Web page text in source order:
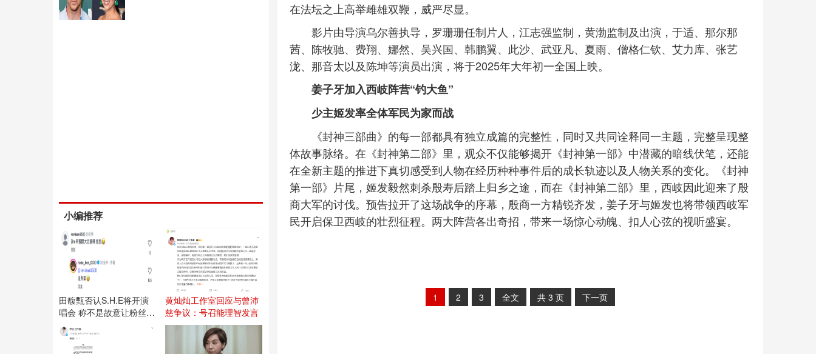
小编推荐
田馥甄否认S.H.E将开演
唱会 称不是故意让粉丝失
望
黄灿灿工作室回应与曾沛
慈争议：号召能理智发言
在法坛之上高举雌雄双鞭，威严尽显。
影片由导演乌尔善执导，罗珊珊任制片人，江志强监制，黄渤监制及出演，于适、那尔那
茜、陈牧驰、费翔、娜然、吴兴国、韩鹏翼、此沙、武亚凡、夏雨、僧格仁钦、艾力库、张艺
泷、那音太以及陈坤等演员出演，将于2025年大年初一全国上映。
姜子牙加入西岐阵营“钓大鱼”
少主姬发率全体军民为家而战
《封神三部曲》的每一部都具有独立成篇的完整性，同时又共同诠释同一主题，完整呈现整
体故事脉络。在《封神第二部》里，观众不仅能够揭开《封神第一部》中潜藏的暗线伏笔，还能
在全新主题的推进下真切感受到人物在经历种种事件后的成长轨迹以及人物关系的变化。《封神
第一部》片尾，姬发毅然刺杀殷寿后踏上归乡之途，而在《封神第二部》里，西岐因此迎来了殷
商大军的讨伐。预告拉开了这场战争的序幕，殷商一方精锐齐发，姜子牙与姬发也将带领西岐军
民开启保卫西岐的壮烈征程。两大阵营各出奇招，带来一场惊心动魄、扣人心弦的视听盛宴。
1 2 3 全文 共 3 页 下一页